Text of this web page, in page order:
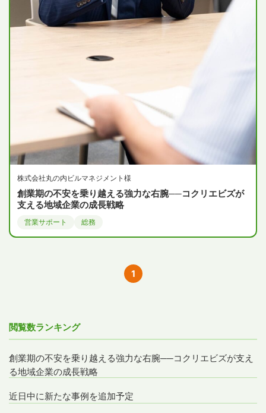
株式会社丸の内ビルマネジメント様
創業期の不安を乗り越える強力な右腕──コクリエビズが
支える地域企業の成長戦略
営業サポート 総務
1
閲覧数ランキング
創業期の不安を乗り越える強力な右腕──コクリエビズが支え
る地域企業の成長戦略
近日中に新たな事例を追加予定